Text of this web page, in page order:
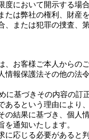
度において開示する場合
は弊社の権利、財産
または犯罪の捜査、
お客様ご本人からの
報保護法その他の法
基づきその内容の訂
るという理由により
結果に基づき、個人
通知いたします。
応じる必要があると